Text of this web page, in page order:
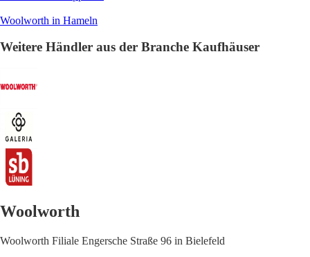
Woolworth in Hameln
Weitere Händler aus der Branche Kaufhäuser
Woolworth
Woolworth Filiale Engersche Straße 96 in Bielefeld